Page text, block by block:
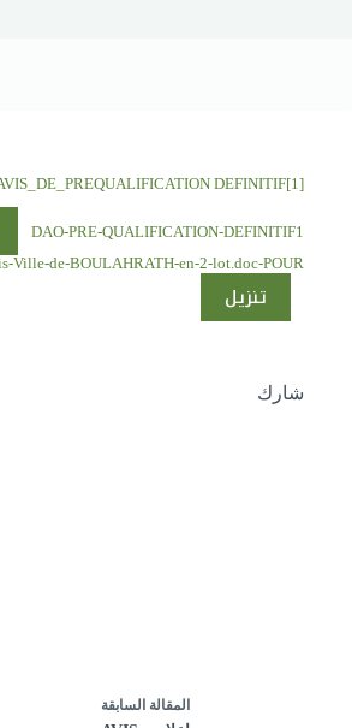
DEFINITIF[1]
DAO-PRE-QUALIFICATION-DEFINITIF1
Ville-de-BOULAHRATH-en-2-lot.doc-POUR-
تنزيل
شارك
المقالة السابقة